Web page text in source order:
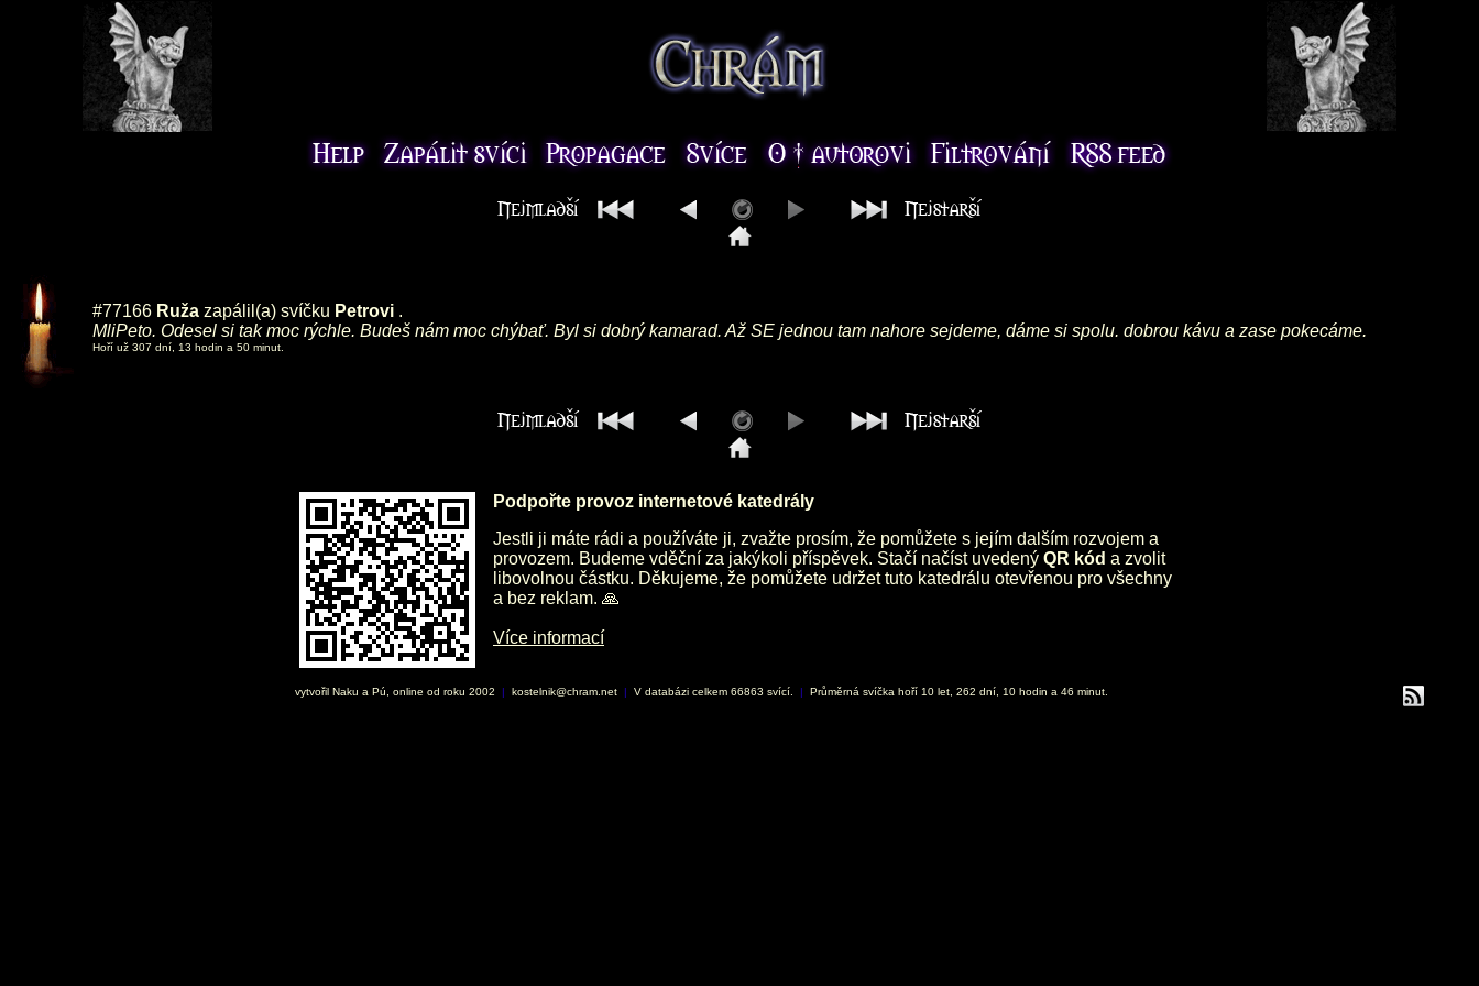
#77166 Ruža zapálil(a) svíčku Petrovi .
MliPeto. Odesel si tak moc rýchle. Budeš nám moc chýbať. Byl si dobrý kamarad. Až SE jednou tam nahore sejdeme, dáme si spolu. dobrou kávu a zase pokecáme.
Hoří už 307 dní, 13 hodin a 50 minut.
Podpořte provoz internetové katedrály
Jestli ji máte rádi a používáte ji, zvažte prosím, že pomůžete s jejím dalším rozvojem a
provozem. Budeme vděční za jakýkoli příspěvek. Stačí načíst uvedený QR kód a zvolit
libovolnou částku. Děkujeme, že pomůžete udržet tuto katedrálu otevřenou pro všechny
a bez reklam. 🙏
Více informací
vytvořil Naku a Pú, online od roku 2002 | kostelnik@chram.net | V databázi celkem 66863 svící. | Průměrná svíčka hoří 10 let, 262 dní, 10 hodin a 46 minut.